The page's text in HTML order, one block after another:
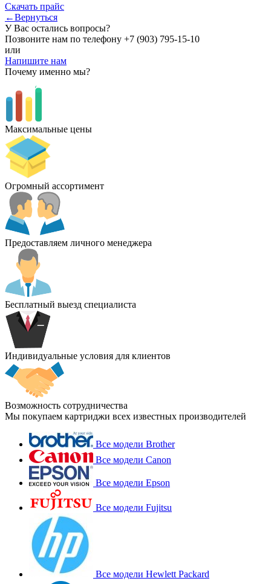
Скачать прайс
←Вернуться
У Вас остались вопросы?
Позвоните нам по телефону +7 (903) 795-15-10
или
Напишите нам
Почему именно мы?
Максимальные цены
Огромный ассортимент
Предоставляем личного менеджера
Бесплатный выезд специалиста
Индивидуальные условия для клиентов
Возможность сотрудничества
Мы покупаем картриджи всех известных производителей
Все модели Brother
Все модели Canon
Все модели Epson
Все модели Fujitsu
Все модели Hewlett Packard